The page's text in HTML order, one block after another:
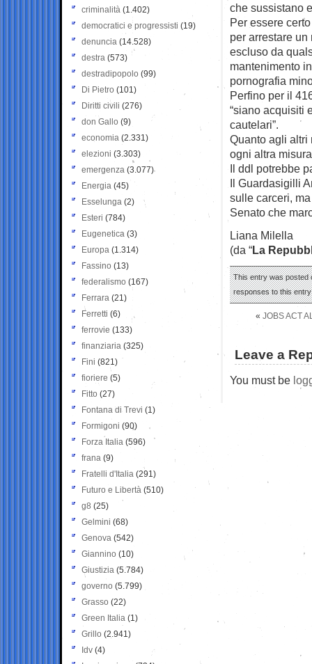
che sussistano
Per essere
per arrestare
escluso da
mantenimento
pornografia
Perfino per il
“siano acquisiti
cautelari”.
Quanto agli altri
ogni altra
Il ddl potrebbe
Il Guardasigilli
sulle carceri,
Senato che
Liana Milella
(da “La
This entry was posted
responses to this
« JOBS ACT
Leave a
You must be
criminalità (1.402)
democratici e progressisti (19)
denuncia (14.528)
destra (573)
destradipopolo (99)
Di Pietro (101)
Diritti civili (276)
don Gallo (9)
economia (2.331)
elezioni (3.303)
emergenza (3.077)
Energia (45)
Esselunga (2)
Esteri (784)
Eugenetica (3)
Europa (1.314)
Fassino (13)
federalismo (167)
Ferrara (21)
Ferretti (6)
ferrovie (133)
finanziaria (325)
Fini (821)
fioriere (5)
Fitto (27)
Fontana di Trevi (1)
Formigoni (90)
Forza Italia (596)
frana (9)
Fratelli d'Italia (291)
Futuro e Libertà (510)
g8 (25)
Gelmini (68)
Genova (542)
Giannino (10)
Giustizia (5.784)
governo (5.799)
Grasso (22)
Green Italia (1)
Grillo (2.941)
Idv (4)